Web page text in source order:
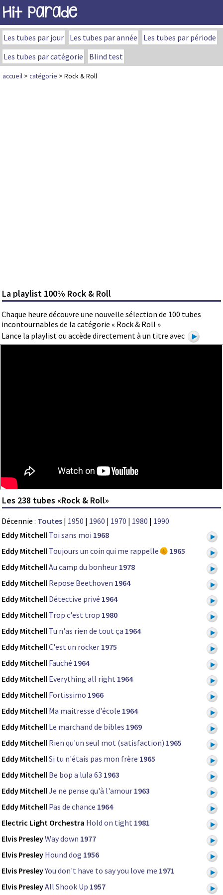
Hit Parade
Les tubes par jour Les tubes par année
Les tubes par période
Les tubes par catégorie
Blind test
accueil > catégorie > Rock & Roll
La playlist 100% Rock & Roll
Chaque heure découvre une nouvelle sélection de 100 tubes
incontournables de la catégorie « Rock & Roll »
Lance la playlist ou accède directement à un titre avec
Les 238 tubes «Rock & Roll»
Décennie : Toutes | 1950 | 1960 | 1970 | 1980 | 1990
Eddy Mitchell Toi sans moi 1968
Eddy Mitchell Toujours un coin qui me rappelle
1965
Eddy MitchellAu camp du bonheur 1978
Eddy Mitchell Repose Beethoven 1964
Eddy Mitchell Détective privé 1964
Eddy Mitchell Trop c'est trop 1980
Eddy Mitchell Tu n'as rien de tout ça 1964
Eddy MitchellC'est un rocker 1975
Eddy Mitchell Fauché 1964
Eddy Mitchell Everything all right 1964
Eddy Mitchell Fortissimo 1966
Eddy Mitchell Ma maitresse d'école 1964
Eddy Mitchell Le marchand de bibles 1969
Eddy Mitchell Rien qu'un seul mot (satisfaction) 1965
Eddy MitchellSi tu n'étais pas mon frère 1965
Eddy Mitchell Be bop a lula 63 1963
Eddy MitchellJe ne pense qu'à l'amour 1963
Eddy Mitchell Pas de chance 1964
Electric Light Orchestra Hold on tight 1981
Elvis PresleyWay down 1977
Elvis Presley Hound dog 1956
Elvis PresleyYou don't have to say you love me 1971
Elvis PresleyAll Shook Up 1957